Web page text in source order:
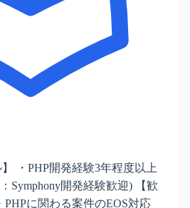
・PHP開発経験3年程度以上
Symphony開発経験歓迎) 【歓
に関わる案件のEOS対応